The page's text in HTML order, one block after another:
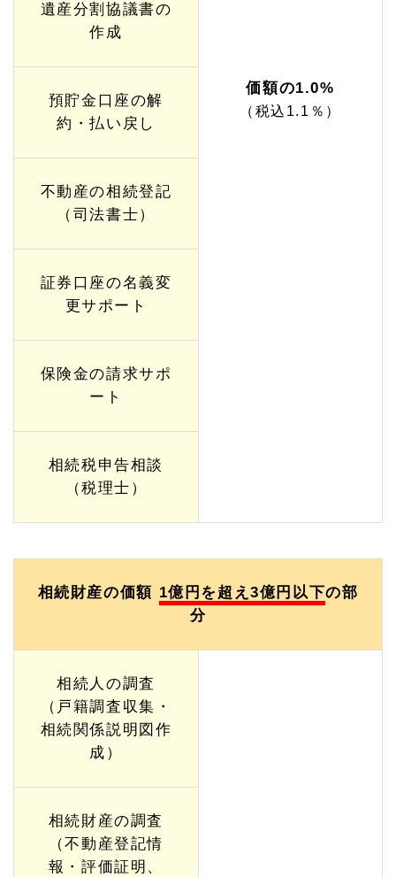
価額の1.0%
（税込1.1％）
遺産分割協議書の
作成
預貯金口座の解
約・払い戻し
不動産の相続登記
（司法書士）
証券口座の名義変
更サポート
保険金の請求サポ
ート
相続税申告相談
（税理士）
相続財産の価額 1億円を超え3億円以下の部
分
相続人の調査
（戸籍調査収集・
相続関係説明図作
成）
相続財産の調査
（不動産登記情
報・評価証明、